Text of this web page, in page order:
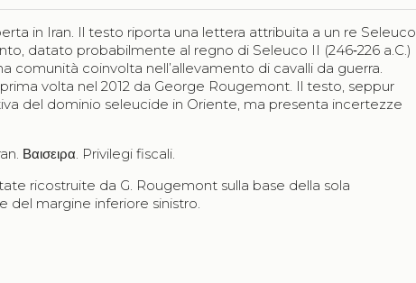
in Iran. Il testo riporta una lettera attribuita a un re Seleuco
datato probabilmente al regno di Seleuco II (246‑226 a.C.)
comunità coinvolta nell’allevamento di cavalli da guerra.
volta nel 2012 da George Rougemont. Il testo, seppur
del dominio seleucide in Oriente, ma presenta incertezze
Βαισειρα. Privilegi fiscali.
ricostruite da G. Rougemont sulla base della sola
del margine inferiore sinistro.